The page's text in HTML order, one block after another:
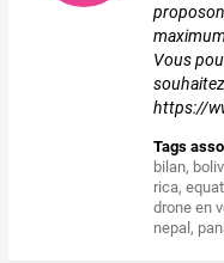
Vous
https://
Tags
bilan,
rica,
drone en
nepal,